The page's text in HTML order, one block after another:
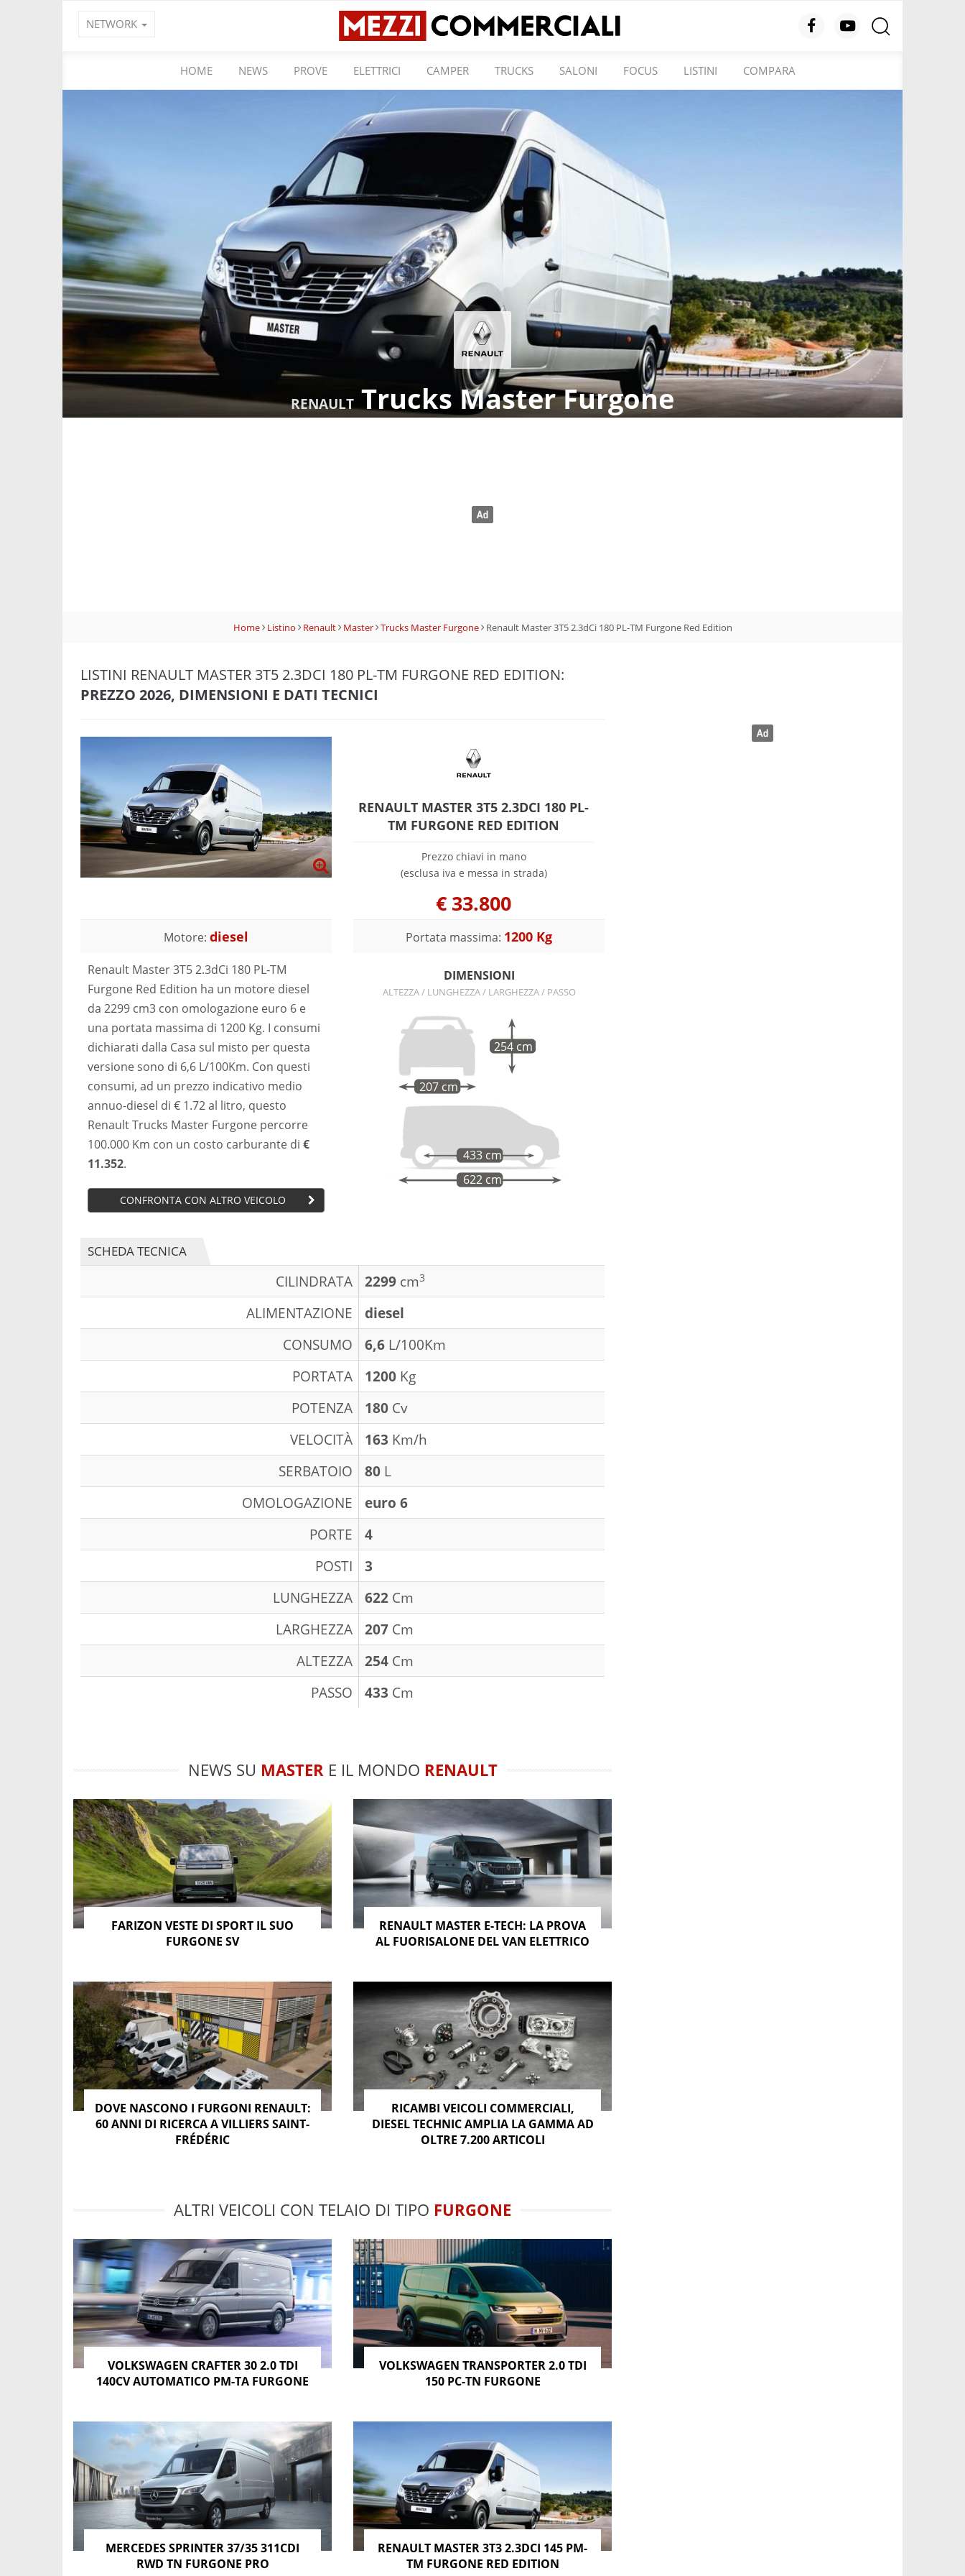
NETWORK
HOME NEWS PROVE ELETTRICI CAMPER TRUCKS SALONI FOCUS LISTINI COMPARA
RENAULTTrucks Master Furgone
Home Listino Renault Master Trucks Master Furgone Renault Master 3T5 2.3dCi 180 PL-TM Furgone Red Edition
LISTINI RENAULT MASTER 3T5 2.3DCI 180 PL-TM FURGONE RED EDITION:
PREZZO 2026, DIMENSIONI E DATI TECNICI
RENAULT MASTER 3T5 2.3DCI 180 PL-
TM FURGONE RED EDITION
Prezzo chiavi in mano
(esclusa iva e messa in strada)
€ 33.800
Motore: diesel
Renault Master 3T5 2.3dCi 180 PL-TM
Furgone Red Edition ha un motore diesel
da 2299 cm3 con omologazione euro 6 e
una portata massima di 1200 Kg. I consumi
dichiarati dalla Casa sul misto per questa
versione sono di 6,6 L/100Km. Con questi
consumi, ad un prezzo indicativo medio
annuo-diesel di € 1.72 al litro, questo
Renault Trucks Master Furgone percorre
100.000 Km con un costo carburante di €
11.352.
CONFRONTA CON ALTRO VEICOLO
Portata massima: 1200 Kg
DIMENSIONI
ALTEZZA / LUNGHEZZA / LARGHEZZA / PASSO
207 cm
254 cm
622 cm
433 cm
SCHEDA TECNICA
CILINDRATA 2299 cm3
ALIMENTAZIONE
diesel
CONSUMO
6,6 L/100Km
PORTATA
1200 Kg
POTENZA
180 Cv
VELOCITÀ
163 Km/h
SERBATOIO
80 L
OMOLOGAZIONE
euro 6
PORTE
4
POSTI
3
LUNGHEZZA
622 Cm
LARGHEZZA
207 Cm
ALTEZZA
254 Cm
PASSO
433 Cm
NEWS SU MASTERE IL MONDO RENAULT
FARIZON VESTE DI SPORT IL SUO
FURGONE SV
RENAULT MASTER E-TECH: LA PROVA
AL FUORISALONE DEL VAN ELETTRICO
DOVE NASCONO I FURGONI RENAULT:
60 ANNI DI RICERCA A VILLIERS SAINT-
FRÉDÉRIC
RICAMBI VEICOLI COMMERCIALI,
DIESEL TECHNIC AMPLIA LA GAMMA AD
OLTRE 7.200 ARTICOLI
ALTRI VEICOLI CON TELAIO DI TIPO FURGONE
VOLKSWAGEN CRAFTER 30 2.0 TDI
140CV AUTOMATICO PM-TA FURGONE
VOLKSWAGEN TRANSPORTER 2.0 TDI
150 PC-TN FURGONE
MERCEDES SPRINTER 37/35 311CDI
RWD TN FURGONE PRO
RENAULT MASTER 3T3 2.3DCI 145 PM-
TM FURGONE RED EDITION